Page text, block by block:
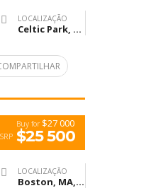
LOCALIZAÇÃO
Celtic Park, Glasgow, United Kingdom
Buy for $27 000
$25 500
LOCALIZAÇÃO
Boston, MA, United States